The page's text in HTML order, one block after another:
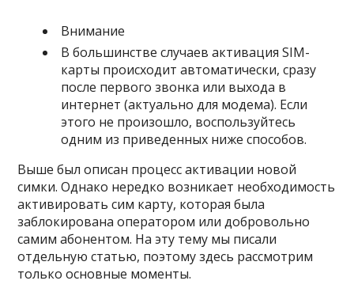
Внимание
В большинстве случаев активация SIM-
карты происходит автоматически, сразу
после первого звонка или выхода в
интернет (актуально для модема). Если
этого не произошло, воспользуйтесь
одним из приведенных ниже способов.
Выше был описан процесс активации новой
симки. Однако нередко возникает необходимость
активировать сим карту, которая была
заблокирована оператором или добровольно
самим абонентом. На эту тему мы писали
отдельную статью, поэтому здесь рассмотрим
только основные моменты.